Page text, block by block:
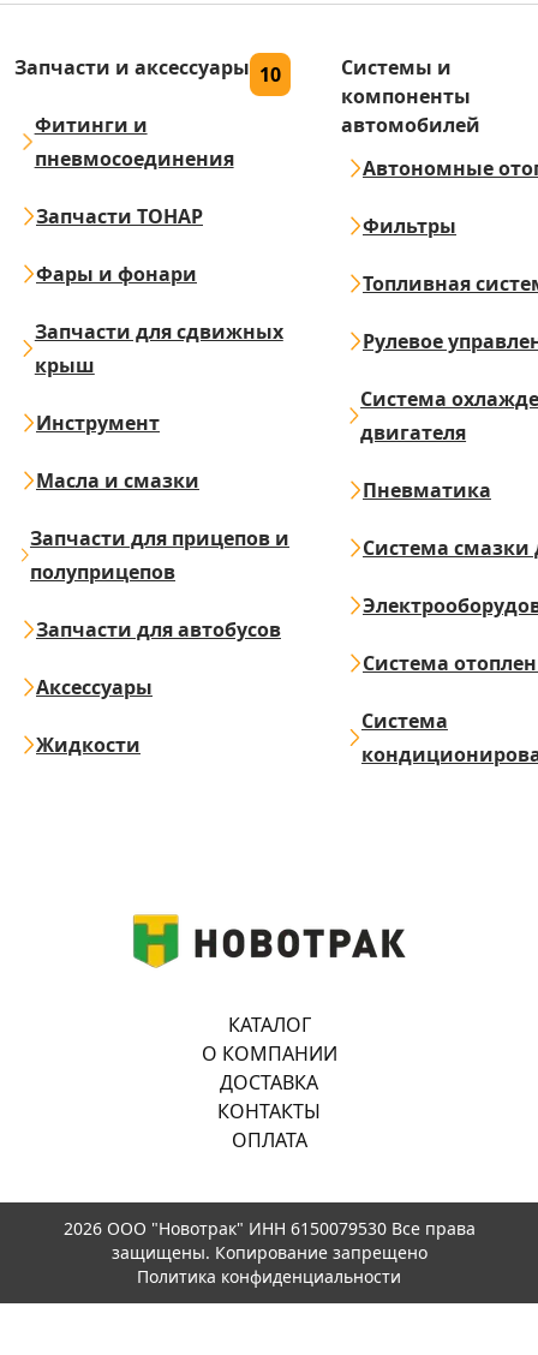
Запчасти и аксессуары 10
Фитинги и
пневмосоединения
Запчасти ТОНАР
Фары и фонари
Запчасти для сдвижных
крыш
Инструмент
Масла и смазки
Запчасти для прицепов и
полуприцепов
Запчасти для автобусов
Аксессуары
Жидкости
Системы и
компоненты
автомобилей
Автономные
Фильтры
Топливная
Рулевое
Система
двигателя
Пневматика
Система смазки
Система
Система
КАТАЛОГ
О КОМПАНИИ
ДОСТАВКА
КОНТАКТЫ
ОПЛАТА
2026 ООО "Новотрак" ИНН 6150079530 Все права
защищены. Копирование запрещено
Политика конфиденциальности